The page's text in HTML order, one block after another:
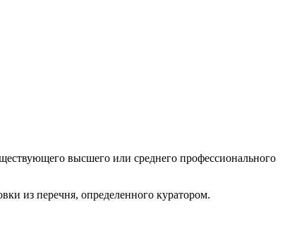
высшего или среднего профессионального
из перечня, определенного куратором.